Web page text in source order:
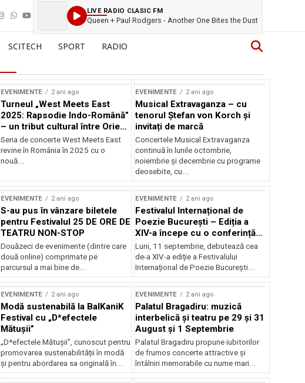
LIVE RADIO CLASIC FM
Queen + Paul Rodgers - Another One Bites the Dust
SCITECH SPORT RADIO
EVENIMENTE 2 ani ago
Turneul „West Meets East
2025: Rapsodie Indo-Română”
– un tribut cultural între Orient
și Occident
Seria de concerte West Meets East
revine în România în 2025 cu o
nouă...
EVENIMENTE 2 ani ago
Musical Extravaganza – cu
tenorul Ștefan von Korch și
invitați de marcă
Concertele Musical Extravaganza
continuă în lunile octombrie,
noiembrie şi decembrie cu programe
deosebite, cu...
EVENIMENTE 2 ani ago
S-au pus în vânzare biletele
pentru Festivalul 25 DE ORE DE
TEATRU NON-STOP
Douăzeci de evenimente (dintre care
două online) comprimate pe
parcursul a mai bine de...
EVENIMENTE 2 ani ago
Festivalul Internațional de
Poezie București – Ediția a
XIV-a începe cu o conferință
despre limba română
susținută de Marco Lucchesi
Luni, 11 septembrie, debutează cea
de-a XIV-a ediție a Festivalului
Internațional de Poezie București...
EVENIMENTE 2 ani ago
Modă sustenabilă la BalKaniK
Festival cu „D*efectele
Mătușii”
„D*efectele Mătușii”, cunoscut pentru
promovarea sustenabilității în modă
și pentru abordarea sa originală în...
EVENIMENTE 2 ani ago
Palatul Bragadiru: muzică
interbelică şi teatru pe 29 şi 31
August şi 1 Septembrie
Palatul Bragadiru propune iubitorilor
de frumos concerte attractive şi
întâlniri memorabile cu nume mari...